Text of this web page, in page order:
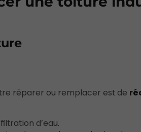
réparer ou remplacer est de
d’eau.